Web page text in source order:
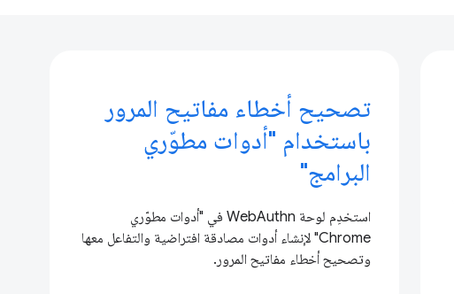
تصحيح أخطاء مفاتيح المرور
باستخدام "أدوات مطوّري
البرامج"
استخدِم لوحة WebAuthn في "أدوات مطوّري
Chrome" لإنشاء أدوات مصادقة افتراضية والتفاعل معها
وتصحيح أخطاء مفاتيح المرور.